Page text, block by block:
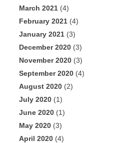
March 2021 (4)
February 2021 (4)
January 2021 (3)
December 2020 (3)
November 2020 (3)
September 2020 (4)
August 2020 (2)
July 2020 (1)
June 2020 (1)
May 2020 (3)
April 2020 (4)